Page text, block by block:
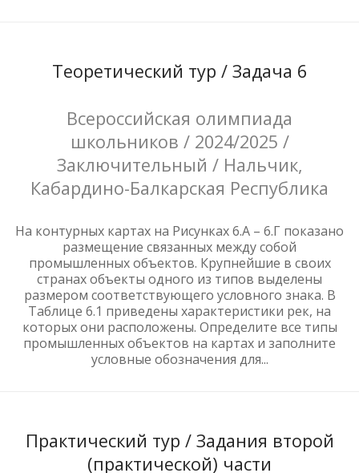
Теоретический тур / Задача 6
Всероссийская олимпиада
школьников / 2024/2025 /
Заключительный / Нальчик,
Кабардино-Балкарская Республика
На контурных картах на Рисунках 6.А – 6.Г показано
размещение связанных между собой
промышленных объектов. Крупнейшие в своих
странах объекты одного из типов выделены
размером соответствующего условного знака. В
Таблице 6.1 приведены характеристики рек, на
которых они расположены. Определите все типы
промышленных объектов на картах и заполните
условные обозначения для...
Практический тур / Задания второй
(практической) части